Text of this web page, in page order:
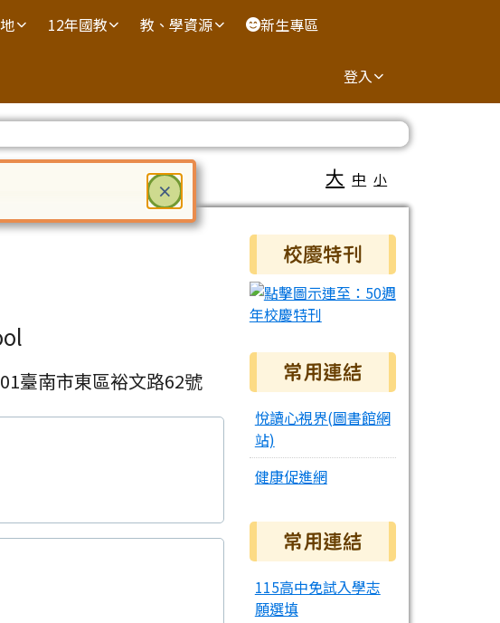
12年國教 教、學資源 新生專區
登入
大 中 小
臺南市東區裕文路62號
右邊區域內容
校慶特刊
常用連結
悅讀心視界(圖書館網
站)
健康促進網
常用連結
115高中免試入學志
願選填
× 關閉
。按下 Enter 鍵或空白鍵確認，按下 Escape 鍵關閉